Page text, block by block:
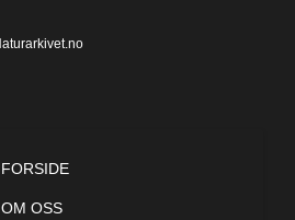
FORSIDE
OM OSS